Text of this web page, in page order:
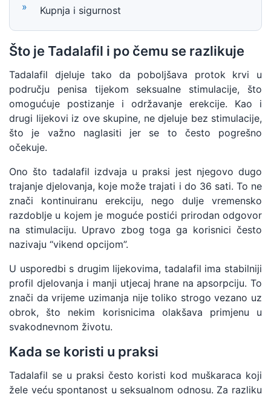
Kupnja i sigurnost
Što je Tadalafil i po čemu se razlikuje
Tadalafil djeluje tako da poboljšava protok krvi u
području penisa tijekom seksualne stimulacije, što
omogućuje postizanje i održavanje erekcije. Kao i
drugi lijekovi iz ove skupine, ne djeluje bez stimulacije,
što je važno naglasiti jer se to često pogrešno
očekuje.
Ono što tadalafil izdvaja u praksi jest njegovo dugo
trajanje djelovanja, koje može trajati i do 36 sati. To ne
znači kontinuiranu erekciju, nego dulje vremensko
razdoblje u kojem je moguće postići prirodan odgovor
na stimulaciju. Upravo zbog toga ga korisnici često
nazivaju “vikend opcijom”.
U usporedbi s drugim lijekovima, tadalafil ima stabilniji
profil djelovanja i manji utjecaj hrane na apsorpciju. To
znači da vrijeme uzimanja nije toliko strogo vezano uz
obrok, što nekim korisnicima olakšava primjenu u
svakodnevnom životu.
Kada se koristi u praksi
Tadalafil se u praksi često koristi kod muškaraca koji
žele veću spontanost u seksualnom odnosu. Za razliku